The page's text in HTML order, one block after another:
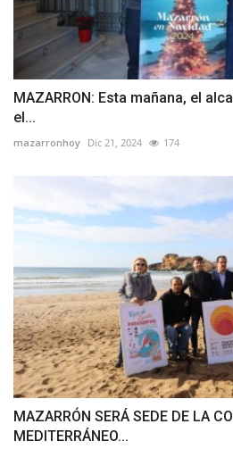
MAZARRON: Esta mañana, el
el...
mazarronhoy Dic 21, 2024 174
MAZARRÓN SERÁ SEDE DE LA
MEDITERRÁNEO...